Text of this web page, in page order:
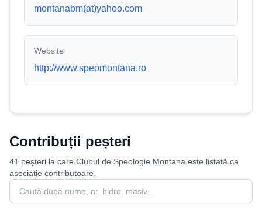
montanabm(at)yahoo.com
Website
http://www.speomontana.ro
Contribuții peșteri
41 peșteri la care Clubul de Speologie Montana este listată ca
asociație contributoare.
Caută peșteri